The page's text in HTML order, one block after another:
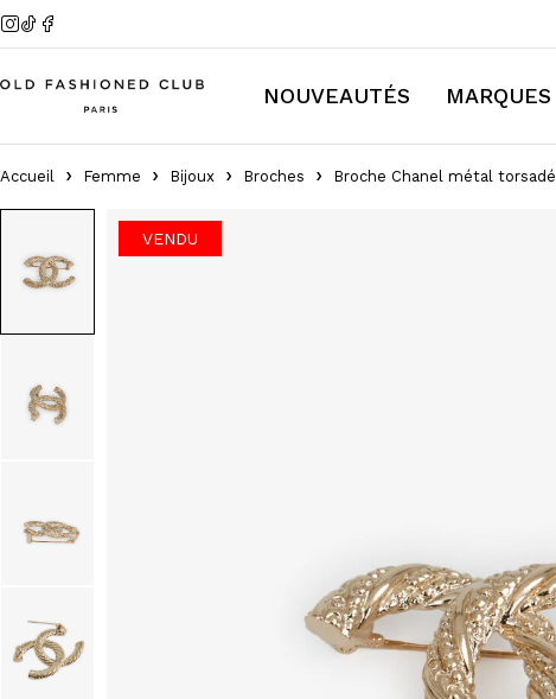
NOUVEAUTÉS MARQUES
Accueil Femme Bijoux Broches Broche Chanel métal torsadé
VENDU